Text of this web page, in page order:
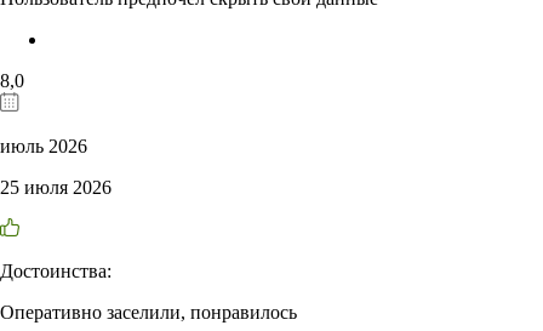
8,0
июль 2026
25 июля 2026
Достоинства:
Оперативно заселили, понравилось